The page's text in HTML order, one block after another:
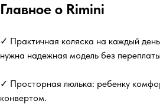
Главное о Rimini
✓ Практичная коляска на каждый
нужна надежная модель без
✓ Просторная люлька: ребенку
конвертом.